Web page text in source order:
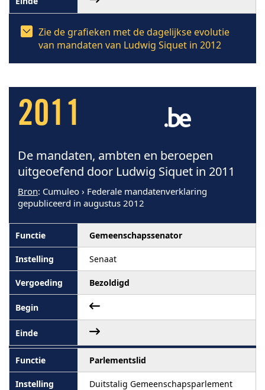
Zie de grafieken met de dagelijkse evolutie
van mandaten van Ludwig Siquet in 2012
2011
De mandaten, ambten en beroepen
uitgeoefend door Ludwig Siquet in 2011
Bron: Cumuleo › Federale mandatenverklaring
gepubliceerd in augustus 2012
Gemeenschapssenator
Senaat
Bezoldigd
Parlementslid
Duitstalig Gemeenschapsparlement